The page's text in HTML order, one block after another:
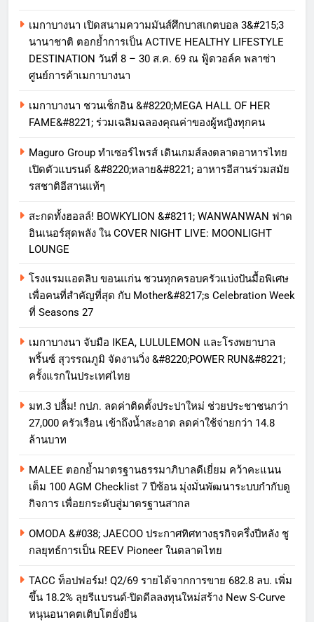
เมกาบางนา เปิดสนามความมันส์ศึกบาสเกตบอล 3&#215;3
นานาชาติ ตอกย้ำการเป็น ACTIVE HEALTHY LIFESTYLE
DESTINATION วันที่ 8 – 30 ส.ค. 69 ณ ฟู้ดวอล์ค พลาซ่า
ศูนย์การค้าเมกาบางนา
เมกาบางนา ชวนเช็กอิน &#8220;MEGA HALL OF HER
FAME&#8221; ร่วมเฉลิมฉลองคุณค่าของผู้หญิงทุกคน
Maguro Group ทำเซอร์ไพรส์ เดินเกมส์ลงตลาดอาหารไทย
เปิดตัวแบรนด์ &#8220;หลาย&#8221; อาหารอีสานร่วมสมัย
รสชาติอีสานแท้ๆ
สะกดทั้งฮอลล์! BOWKYLION &#8211; WANWANWAN ฟาด
อินเนอร์สุดพลัง ใน COVER NIGHT LIVE: MOONLIGHT
LOUNGE
โรงแรมแอดลิบ ขอนแก่น ชวนทุกครอบครัวแบ่งปันมื้อพิเศษ
เพื่อคนที่สำคัญที่สุด กับ Mother&#8217;s Celebration Week
ที่ Seasons 27
เมกาบางนา จับมือ IKEA, LULULEMON และโรงพยาบาล
พริ้นซ์ สุวรรณภูมิ จัดงานวิ่ง &#8220;POWER RUN&#8221;
ครั้งแรกในประเทศไทย
มท.3 ปลื้ม! กปภ. ลดค่าติดตั้งประปาใหม่ ช่วยประชาชนกว่า
27,000 ครัวเรือน เข้าถึงน้ำสะอาด ลดค่าใช้จ่ายกว่า 14.8
ล้านบาท
MALEE ตอกย้ำมาตรฐานธรรมาภิบาลดีเยี่ยม คว้าคะแนน
เต็ม 100 AGM Checklist 7 ปีซ้อน มุ่งมั่นพัฒนาระบบกำกับดู
กิจการ เพื่อยกระดับสู่มาตรฐานสากล
OMODA &#038; JAECOO ประกาศทิศทางธุรกิจครึ่งปีหลัง ชู
กลยุทธ์การเป็น REEV Pioneer ในตลาดไทย
TACC ท็อปฟอร์ม! Q2/69 รายได้จากการขาย 682.8 ลบ. เพิ่ม
ขึ้น 18.2% ลุยรีแบรนด์-ปิดดีลลงทุนใหม่สร้าง New S-Curve
หนุนอนาคตเติบโตยั่งยืน